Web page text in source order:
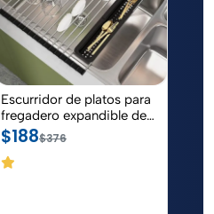
Escurridor de platos para
fregadero expandible de
acero inoxidable
$188$376